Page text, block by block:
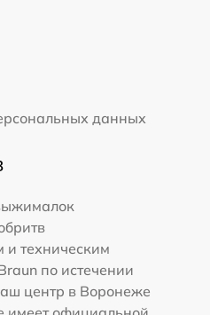
данных
техническим
по истечении
центр в Воронеже